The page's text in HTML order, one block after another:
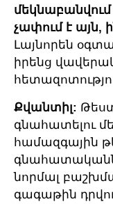
չափում է այն,
Լայնորեն
իրենց
Քվանտիլ:
գնահատելու
համազգային
նորմալ
գագաթին